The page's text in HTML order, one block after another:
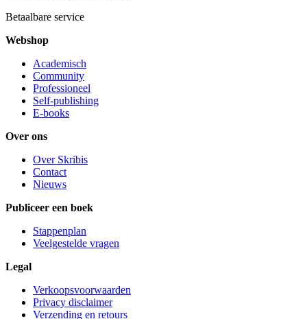
Betaalbare service
Webshop
Academisch
Community
Professioneel
Self-publishing
E-books
Over ons
Over Skribis
Contact
Nieuws
Publiceer een boek
Stappenplan
Veelgestelde vragen
Legal
Verkoopsvoorwaarden
Privacy disclaimer
Verzending en retours